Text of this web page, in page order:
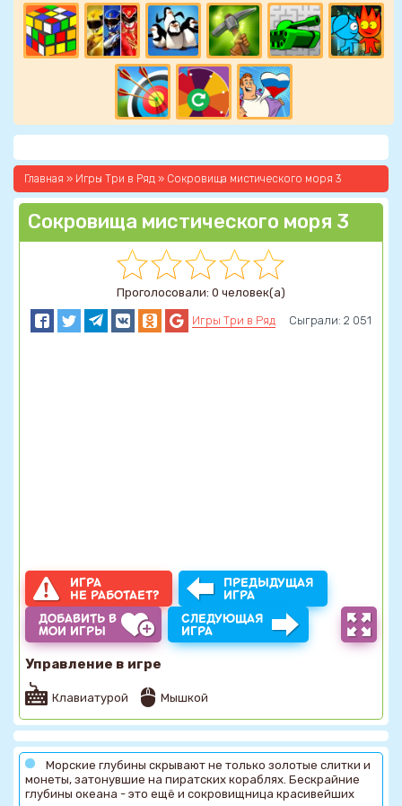
Главная » Игры Три в Ряд » Сокровища мистического моря 3
Сокровища мистического моря 3
Проголосовали: 0 человек(а)
Игры Три в Ряд Сыграли: 2 051
ИГРА
НЕ РАБОТАЕТ?
ПРЕДЫДУЩАЯ
ИГРА
ДОБАВИТЬ В
МОИ ИГРЫ
СЛЕДУЮЩАЯ
ИГРА
Управление в игре
Клавиатурой Мышкой
Морские глубины скрывают не только золотые слитки и
монеты, затонувшие на пиратских кораблях. Бескрайние
глубины океана - это ещё и сокровищница красивейших